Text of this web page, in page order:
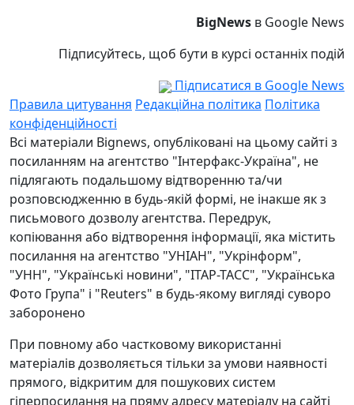
BigNews в Google News
Підписуйтесь, щоб бути в курсі останніх подій
Підписатися в Google News
Правила цитування Редакційна політика Політика
конфіденційності
Всі матеріали Bignews, опубліковані на цьому сайті з
посиланням на агентство "Інтерфакс-Україна", не
підлягають подальшому відтворенню та/чи
розповсюдженню в будь-якій формі, не інакше як з
письмового дозволу агентства. Передрук,
копіювання або відтворення інформації, яка містить
посилання на агентство "УНІАН", "Укрінформ",
"УНН", "Українські новини", "ІТАР-ТАСС", "Українська
Фото Група" і "Reuters" в будь-якому вигляді суворо
заборонено
При повному або частковому використанні
матеріалів дозволяється тільки за умови наявності
прямого, відкритим для пошукових систем
гіперпосилання на пряму адресу матеріалу на сайті